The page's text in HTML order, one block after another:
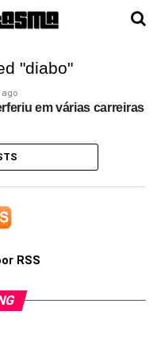
"diabo"
ago
em várias carreiras
RSS